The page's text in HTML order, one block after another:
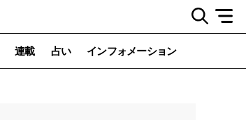
連載 占い インフォメーション